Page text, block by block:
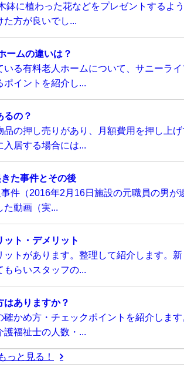
に植わった花などをプレゼントするよう
方が良いでし...
ームの違いは？
る有料老人ホームについて、サニーラ
イントを紹介し...
るの？
の押し売りがあり、月額費用を押し上
入居する場合には...
た事件とその後
件（2016年2月16日施設の元職員の男が
た動画（実...
ト・デメリット
トがあります。整理して紹介します。
らいスタッフの...
ありますか？
かめ方・チェックポイントを紹介します
福祉士の人数・...
っと見る！